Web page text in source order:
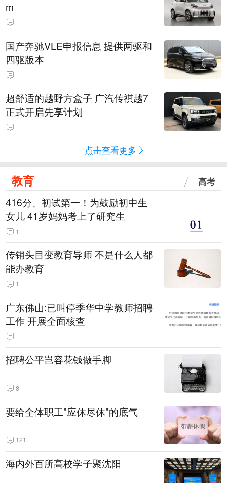
m
国产奔驰VLE申报信息 提供两驱和
四驱版本
超舒适的越野方盒子 广汽传祺越7
正式开启先享计划
点击查看更多
教育 高考
416分、初试第一！为鼓励初中生
女儿 41岁妈妈考上了研究生
1
传销头目变教育导师 不是什么人都
能办教育
1
广东佛山:已叫停季华中学教师招聘
工作 开展全面核查
招聘公平岂容花钱做手脚
8
要给全体职工"应休尽休"的底气
121
海内外百所高校学子聚沈阳